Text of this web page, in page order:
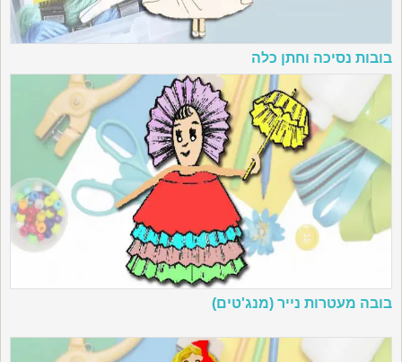
בובות נסיכה וחתן כלה
בובה מעטרות נייר (מנג'טים)